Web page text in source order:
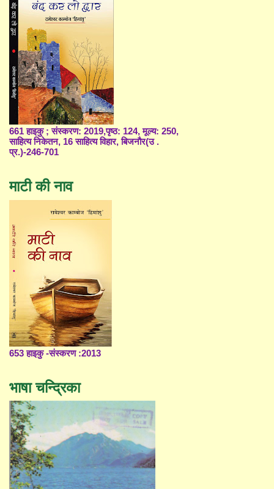
661 हाइकु ; संस्करण: 2019,पृष्ठ: 124, मूल्य: 250,
साहित्य निकेतन, 16 साहित्य विहार, बिजनौर(उ .
प्र.)-246-701
माटी की नाव
653 हाइकु -संस्करण :2013
भाषा चन्द्रिका